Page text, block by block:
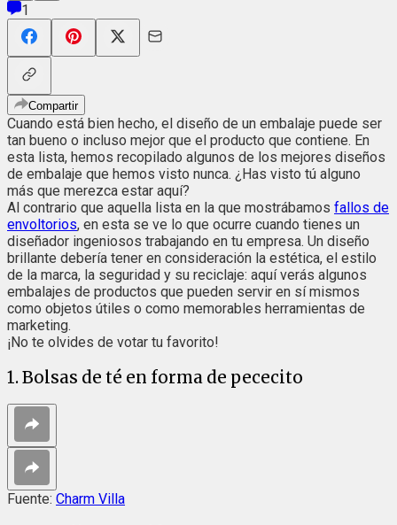
1
Compartir
Cuando está bien hecho, el diseño de un embalaje puede ser
tan bueno o incluso mejor que el producto que contiene. En
esta lista, hemos recopilado algunos de los mejores diseños
de embalaje que hemos visto nunca. ¿Has visto tú alguno
más que merezca estar aquí?
Al contrario que aquella lista en la que mostrábamos fallos de
envoltorios, en esta se ve lo que ocurre cuando tienes un
diseñador ingeniosos trabajando en tu empresa. Un diseño
brillante debería tener en consideración la estética, el estilo
de la marca, la seguridad y su reciclaje: aquí verás algunos
embalajes de productos que pueden servir en sí mismos
como objetos útiles o como memorables herramientas de
marketing.
¡No te olvides de votar tu favorito!
1. Bolsas de té en forma de pececito
Fuente: Charm Villa